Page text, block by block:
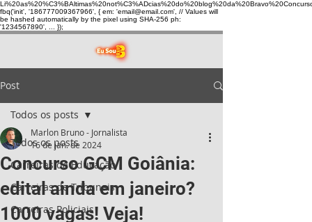
fbq('init', '186777009367966', { em: 'email@email.com', // Values will
be hashed automatically by the pixel using SHA-256 ph:
'1234567890', ... });
Post
Todos os posts
Carreiras da Educação
Carreiras de Tribunais
Carreiras Policiais
Todos os posts
Concurso GCM Goiânia:
edital ainda em janeiro?
1000 vagas! Veja!
Marlon Bruno - Jornalista
16 de jan. de 2024